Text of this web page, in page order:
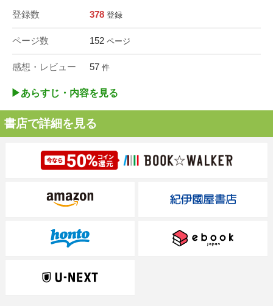
登録数 378 登録
ページ数 152 ページ
感想・レビュー 57 件
▶︎あらすじ・内容を見る
書店で詳細を見る